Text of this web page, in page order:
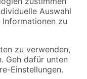
Angebote sind unter
Verfügbarkeiten beziehen